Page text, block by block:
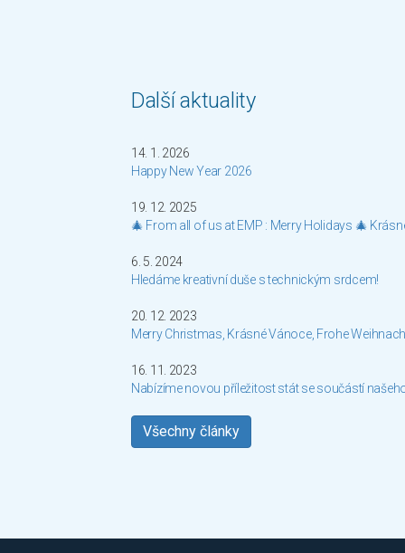
Další aktuality
14. 1. 2026
Happy New Year 2026
19. 12. 2025
🎄 From all of us at EMP : Merry Holidays 🎄
6. 5. 2024
Hledáme kreativní duše s technickým srdcem!
20. 12. 2023
Merry Christmas, Krásné Vánoce, Frohe
16. 11. 2023
Nabízíme novou příležitost stát se součástí
Všechny články